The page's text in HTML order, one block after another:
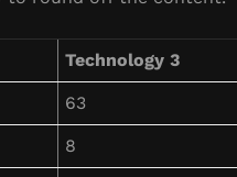
Technology 3
63
8